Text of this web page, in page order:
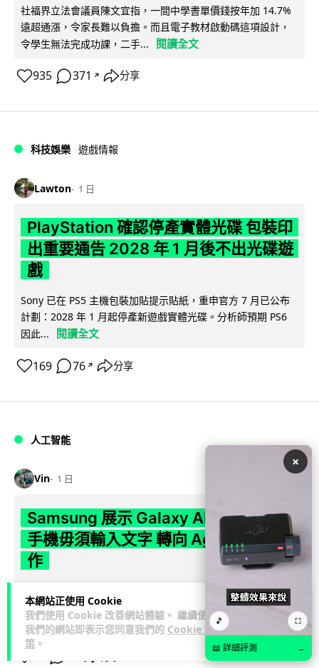
本網站正使用 Cookie
我們使用 Cookie 改善網站體驗。 繼續使用
我們的網站即表示您同意我們的 Cookie 政
策 。
社福界立法會議員陳文宜指，一間中學書單價錢按年加 14.7%
遠超通漲，令家長難以負擔。而且電子教材啟動碼這項設計，
令學生無法完成功課，二手...
閱讀全文
935 371 ↗ 分享
科技娛樂 遊戲情報
Lawton 1 日
PlayStation 確認停產實體光碟 包裝印
出重要通告 2028 年 1 月後不出光碟遊
戲
Sony 已在 PS5 主機包裝加貼提示貼紙，重申官方 7 月已公布
計劃：2028 年 1 月起停產新遊戲實體光碟。分析師預期 PS6
因此...
閱讀全文
169 76 ↗ 分享
人工智能
Vin 1 日
Samsung 展示 Galaxy AI 新方向 未來
手機毋須輸入文字 轉向 Agent 全自動操
作
Samsung 電子 MX 部門顧客體驗辦公室主管兼副總裁 Jay Kim
表示，品牌正推動 Galaxy AI 邁向全自動化 Agent... 閱讀全
文
×
🎵 ⛶
📖 詳細評測 →